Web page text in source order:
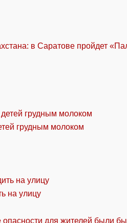
в Саратове пройдет
грудным молоком
на улицу